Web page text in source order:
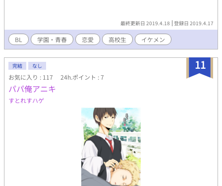
最終更新日 2019.4.18 登録日 2019.4.17
BL 学園・青春 恋愛 高校生 イケメン
11
完結 なし
お気に入り : 117 24h.ポイント : 7
パパ俺アニキ
すとれすハゲ